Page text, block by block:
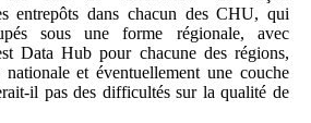
entrepôts dans chacun des CHU, qui
sous une forme régionale, avec
Data Hub pour chacune des régions,
et éventuellement une couche
il pas des difficultés sur la qualité de